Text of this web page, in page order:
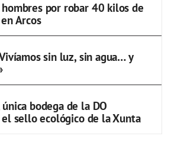
por robar 40 kilos de
Arcos
sin luz, sin agua… y
bodega de la DO
sello ecológico de la Xunta